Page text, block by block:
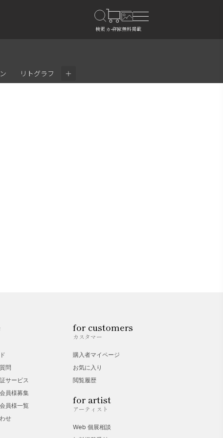
リトグラフ ＋
問
サービス
員様募集
員様一覧
せ
for customers
カスタマー
購入者マイページ
お気に入り
閲覧履歴
for artist
アーティスト
Web 個展相談